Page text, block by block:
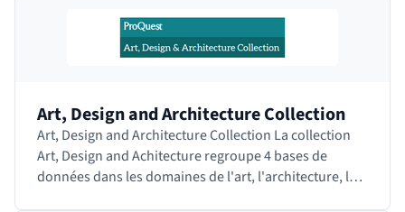
Art, Design and Architecture Collection
Art, Design and Architecture Collection La collection
Art, Design and Achitecture regroupe 4 bases de
données dans les domaines de l'art, l'architecture, le